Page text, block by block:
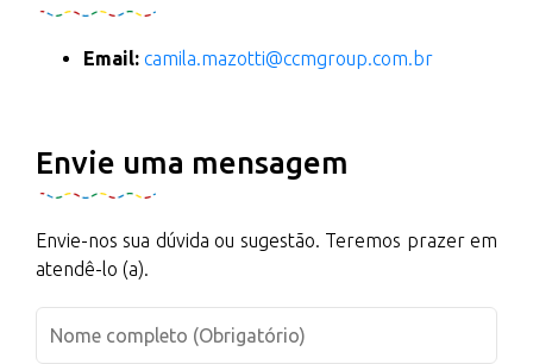
Email: camila.mazotti@ccmgroup.com.br
Envie uma mensagem
Envie-nos sua dúvida ou sugestão. Teremos prazer em
atendê-lo (a).